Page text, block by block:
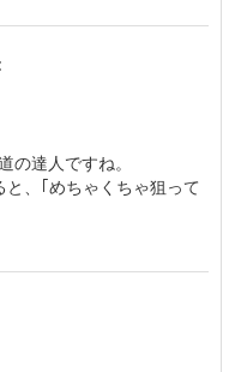
の達人ですね。
、｢めちゃくちゃ狙って